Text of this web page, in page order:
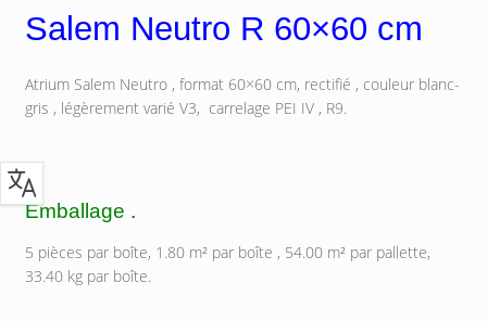
Salem Neutro R 60×60 cm
Atrium Salem Neutro , format 60×60 cm, rectifié , couleur blanc-
gris , légèrement varié V3, carrelage PEI IV , R9.
Emballage .
5 pièces par boîte, 1.80 m² par boîte , 54.00 m² par pallette,
33.40 kg par boîte.